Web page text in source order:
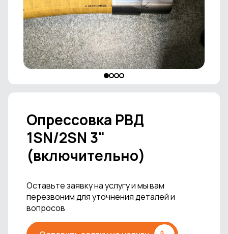
Опрессовка РВД
1SN/2SN 3"
(включительно)
Оставьте заявку на услугу и мы вам
перезвоним для уточнения деталей и
вопросов